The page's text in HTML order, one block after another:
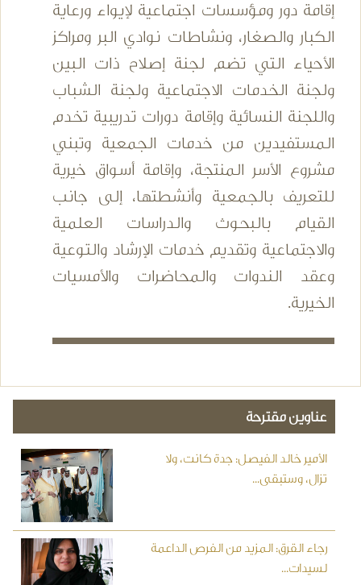
إقامة دور ومؤسسات اجتماعية لإيواء ورعاية
الكبار والصغار، ونشاطات نوادي البر ومراكز
الأحياء التي تضم لجنة إصلاح ذات البين
ولجنة الخدمات الاجتماعية ولجنة الشباب
واللجنة النسائية وإقامة دورات تدريبية تخدم
المستفيدين من خدمات الجمعية وتبني
مشروع الأسر المنتجة، وإقامة أسواق خيرية
للتعريف بالجمعية وأنشطتها، إلى جانب
القيام بالبحوث والدراسات العلمية
والاجتماعية وتقديم خدمات الإرشاد والتوعية
وعقد الندوات والمحاضرات والأمسيات
الخيرية.
عناوين مقترحة
الأمير خالد الفيصل: جدة كانت، ولا
تزال، وستبقى...
رجاء القرق: المزيد من الفرص الداعمة
لسيدات...